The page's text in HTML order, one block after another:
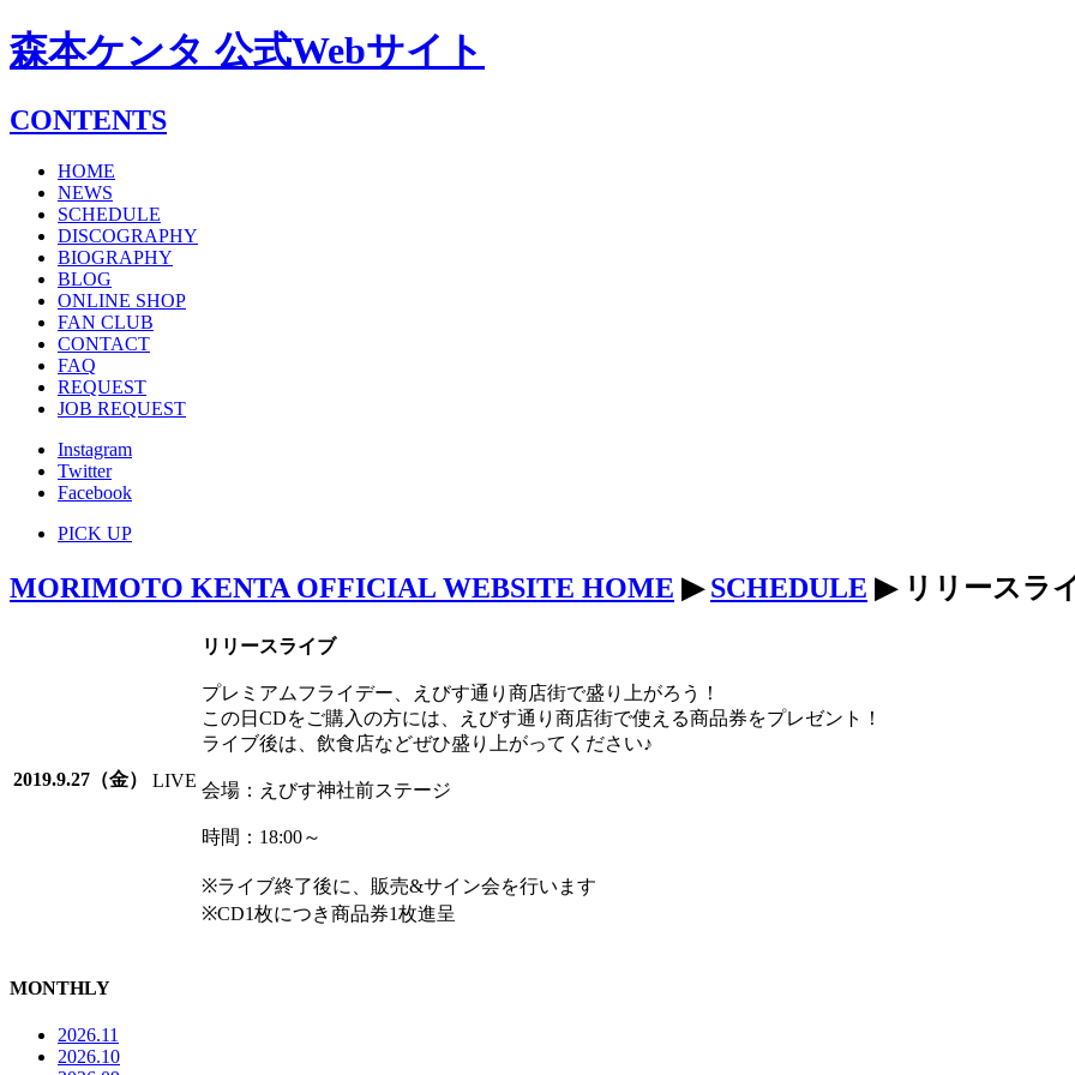
森本ケンタ 公式Webサイト
CONTENTS
HOME
NEWS
SCHEDULE
DISCOGRAPHY
BIOGRAPHY
BLOG
ONLINE SHOP
FAN CLUB
CONTACT
FAQ
REQUEST
JOB REQUEST
Instagram
Twitter
Facebook
PICK UP
MORIMOTO KENTA OFFICIAL WEBSITE HOME ▶SCHEDULE ▶ リリースラ
2019.9.27（金） LIVE
リリースライブ
プレミアムフライデー、えびす通り商店街で盛り上がろう！
この日CDをご購入の方には、えびす通り商店街で使える商品券をプレゼント！
ライブ後は、飲食店などぜひ盛り上がってください♪
会場：えびす神社前ステージ
時間：18:00～
※ライブ終了後に、販売&サイン会を行います
※CD1枚につき商品券1枚進呈
MONTHLY
2026.11
2026.10